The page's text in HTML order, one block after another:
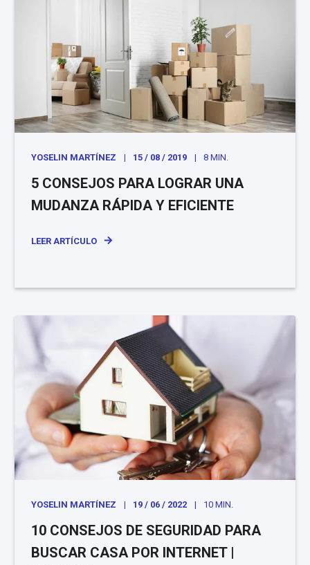
YOSELIN MARTÍNEZ 15 / 08 / 2019 8 MIN.
5 CONSEJOS PARA LOGRAR UNA
MUDANZA RÁPIDA Y EFICIENTE
LEER ARTÍCULO
YOSELIN MARTÍNEZ 19 / 06 / 2022 10 MIN.
10 CONSEJOS DE SEGURIDAD PARA
BUSCAR CASA POR INTERNET |